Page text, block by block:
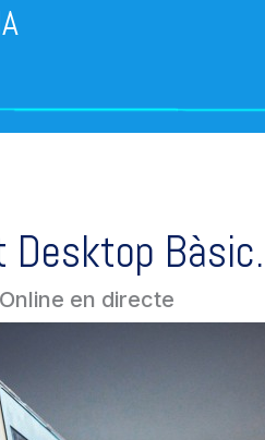
Desktop
en directe